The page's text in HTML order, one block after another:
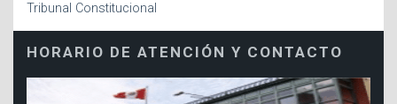
Tribunal Constitucional
HORARIO DE ATENCIÓN Y CONTACTO